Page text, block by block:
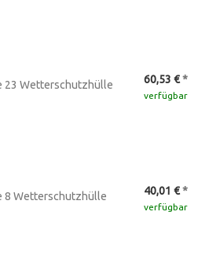
23 Wetterschutzhülle
60,53 €*
verfügbar
8 Wetterschutzhülle
40,01 €*
verfügbar